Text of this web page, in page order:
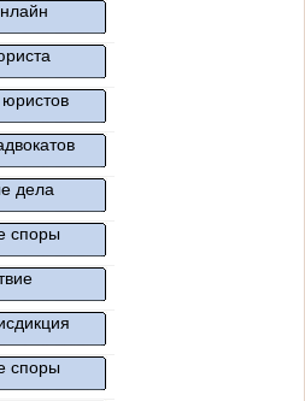
дела
споры
споры